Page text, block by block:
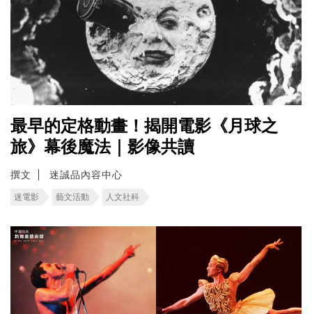
最早的定格動畫！揭開電影《月球之
旅》幕後魔法｜影像共讀
撰文 迷誠品內容中心
迷電影 藝文活動 人文社科